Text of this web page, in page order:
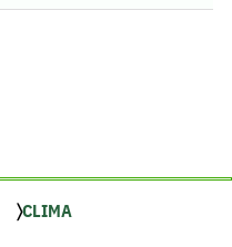
CLIMA